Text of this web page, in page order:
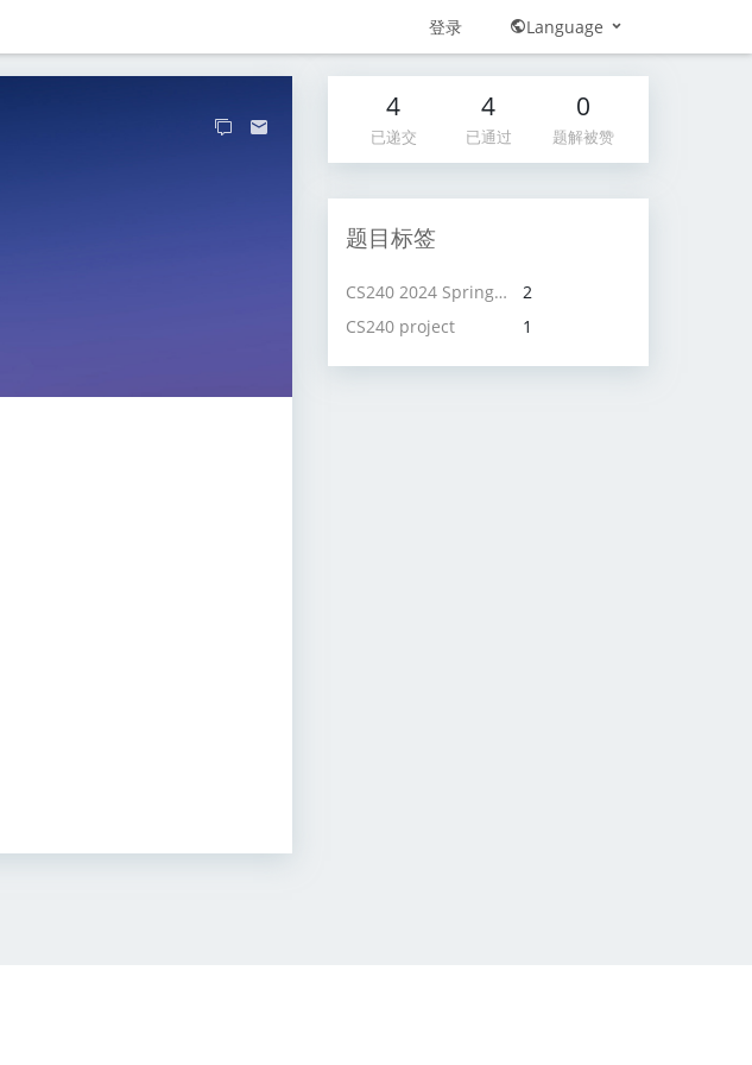
登录 Language
4
已递交
4
已通过
0
题解被赞
题目标签
CS240 2024 Spring project
2
CS240 project
1